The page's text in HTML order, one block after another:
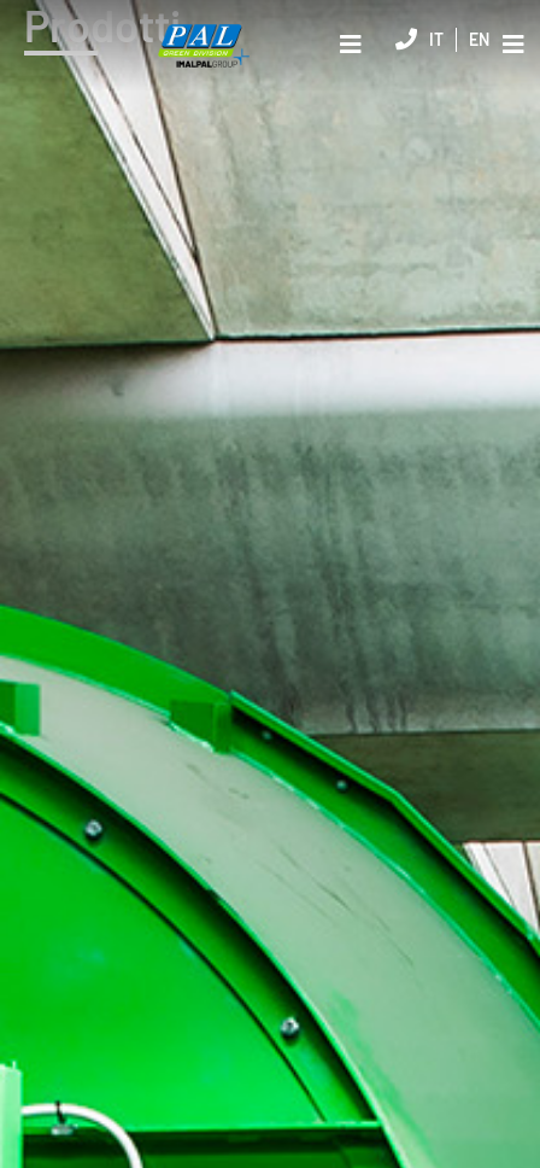
IT EN
Prodotti